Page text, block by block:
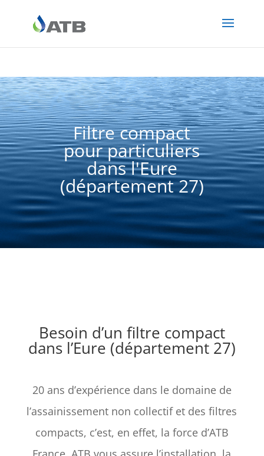
Filtre compact
pour particuliers
dans l'Eure
(département 27)
Besoin d’un filtre compact
dans l’Eure (département 27)
20 ans d’expérience dans le domaine de
l’assainissement non collectif et des filtres
compacts, c’est, en effet, la force d’ATB